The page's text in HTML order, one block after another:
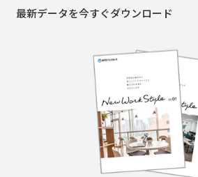
最新データを今すぐダウンロード